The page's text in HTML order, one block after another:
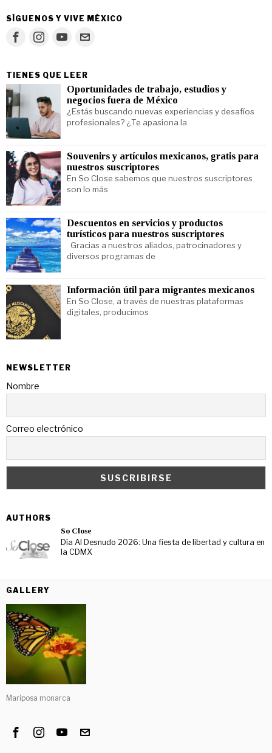
SÍGUENOS Y VIVE MÉXICO
TIENES QUE LEER
Oportunidades de trabajo, estudios y
negocios fuera de México
¿Estás buscando nuevas experiencias y desafíos
profesionales? ¿Te apasiona la
Souvenirs y artículos mexicanos, gratis para
nuestros suscriptores
En So Close sabemos que nuestros suscriptores
son lo más
Descuentos en servicios y productos
turísticos para nuestros suscriptores
Gracias a nuestros aliados, patrocinadores y
diversos programas de
Información útil para migrantes mexicanos
En So Close, a través de nuestras plataformas
digitales, producimos
NEWSLETTER
Nombre
Correo electrónico
AUTHORS
So Close
Día Al Desnudo 2026: Una fiesta de libertad y cultura en
la CDMX
GALLERY
Mariposa monarca